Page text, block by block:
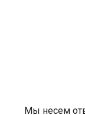
Мы несем